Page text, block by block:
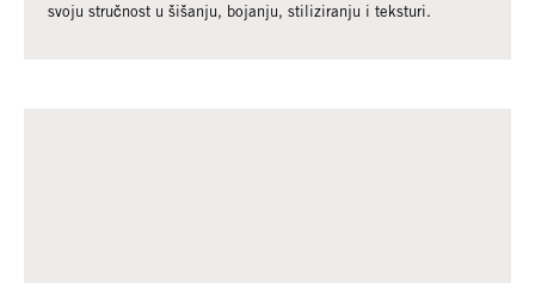
svoju stručnost u šišanju, bojanju, stiliziranju i teksturi.